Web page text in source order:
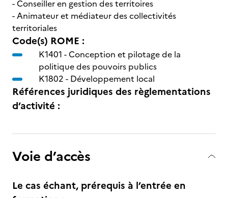
- Conseiller en gestion des territoires
- Animateur et médiateur des collectivités
territoriales
Code(s) ROME :
K1401 -Conception et pilotage de la
politique des pouvoirs publics
K1802 - Développement local
Références juridiques des règlementations
d’activité :
Voie d’accès
Le cas échant, prérequis à l’entrée en